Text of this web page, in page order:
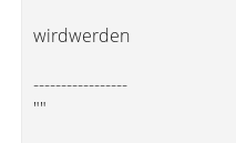
wirdwerden
-----------------
""